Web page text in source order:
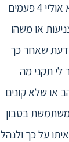
מנסה הוא טוען שזה גורם לו לצמרמורת ומטריף אותו,ואם כבר הייתה נשיקה זה רק כי אני עושה כל מיני טריקים, התוצאה היא אוליי 4 פעמים
או משהו
שאחר כך
לי תקני מה
או שלא קונים
משתמשת בסבון
על כך ולנהל